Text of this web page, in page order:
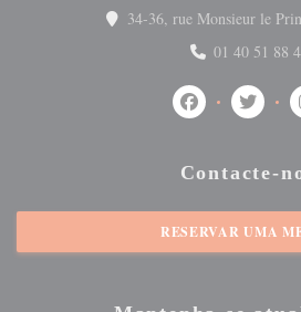
34-36, rue Monsieur le
01 40 51 88
FacebookTwitter
Contacte-
RESERVAR UMA